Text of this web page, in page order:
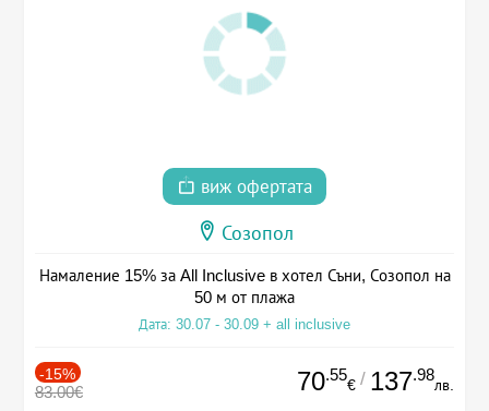
виж офертата
Созопол
Намаление 15% за All Inclusive в хотел Съни, Созопол на
50 м от плажа
Дата: 30.07 - 30.09 + all inclusive
-15%
83.00€ 70.55
€ / 137.98
лв.